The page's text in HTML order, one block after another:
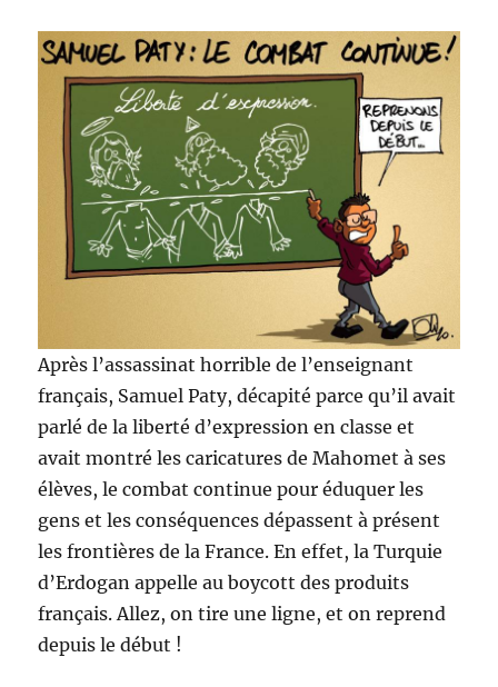
Après l’assassinat horrible de l’enseignant
français, Samuel Paty, décapité parce qu’il avait
parlé de la liberté d’expression en classe et
avait montré les caricatures de Mahomet à ses
élèves, le combat continue pour éduquer les
gens et les conséquences dépassent à présent
les frontières de la France. En effet, la Turquie
d’Erdogan appelle au boycott des produits
français. Allez, on tire une ligne, et on reprend
depuis le début !